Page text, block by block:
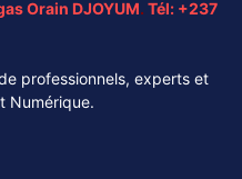
Orain DJOYUM. Tél: +237
professionnels, experts et
Numérique.